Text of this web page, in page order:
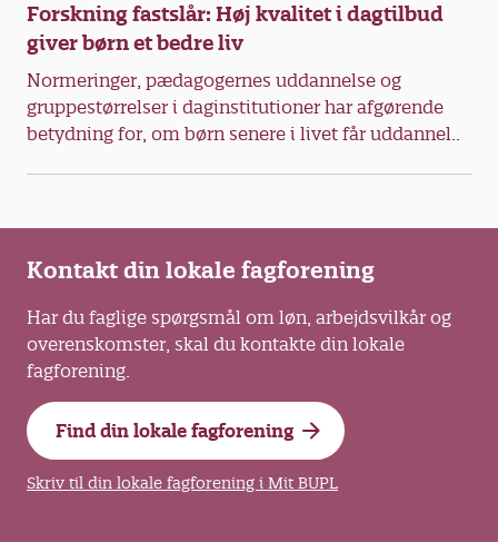
Forskning fastslår: Høj kvalitet i dagtilbud
giver børn et bedre liv
Normeringer, pædagogernes uddannelse og
gruppestørrelser i daginstitutioner har afgørende
betydning for, om børn senere i livet får uddannel..
Kontakt din lokale fagforening
Har du faglige spørgsmål om løn, arbejdsvilkår og
overenskomster, skal du kontakte din lokale
fagforening.
Find din lokale fagforening
Skriv til din lokale fagforening i Mit BUPL